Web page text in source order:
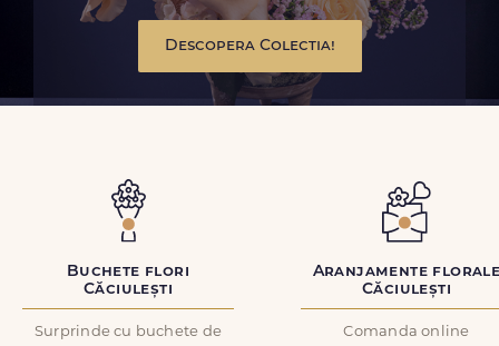
Descopera Colectia!
Buchete flori
Căciulești
Surprinde cu buchete de
Aranjamente
Căciulești
Comanda online